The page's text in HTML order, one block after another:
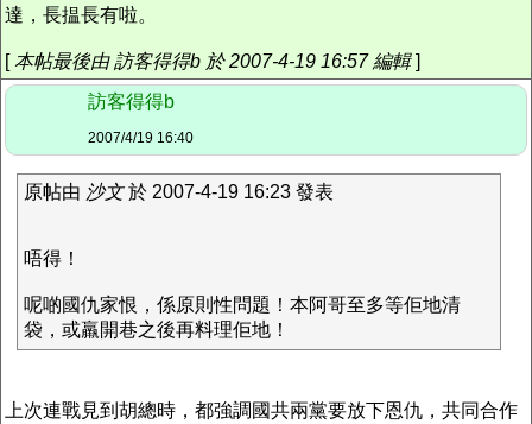
達，長揾長有啦。
[本帖最後由 訪客得得b 於 2007-4-19 16:57 編輯]
訪客得得b
2007/4/19 16:40
原帖由 沙文於 2007-4-19 16:23 發表
唔得！
呢啲國仇家恨，係原則性問題！本阿哥至多等佢地清
袋，或羸開巷之後再料理佢地！
上次連戰見到胡總時，都強調國共兩黨要放下恩仇，共同合作